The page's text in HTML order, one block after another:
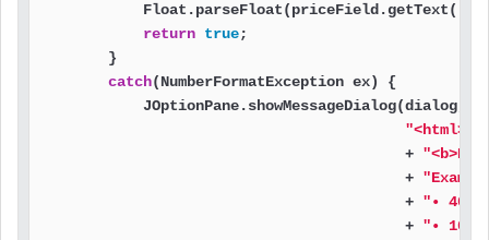
            Float.parseFloat(priceField.getText());
return true;
        }
catch(NumberFormatException ex) {
            JOptionPane.showMessageDialog(dialog,
"<html>"
                                          +
                                          +
                                          +
"•
                                          +
"•